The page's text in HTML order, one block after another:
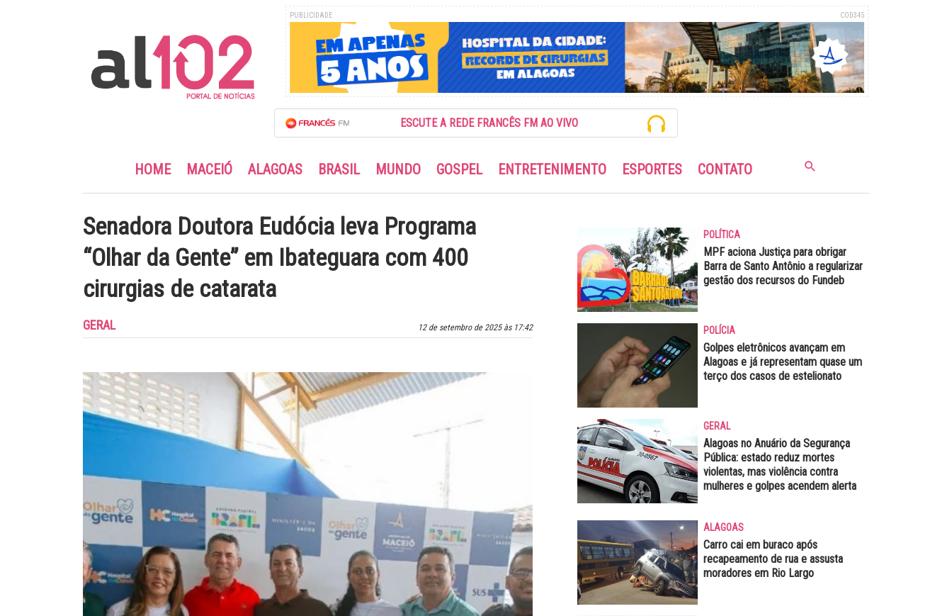
PUBLICIDADE COD345
ESCUTE A REDE FRANCÊS FM AO VIVO
HOME MACEIÓ ALAGOAS BRASIL MUNDO GOSPEL ENTRETENIMENTO ESPORTES CONTATO
Senadora Doutora Eudócia leva Programa
“Olhar da Gente” em Ibateguara com 400
cirurgias de catarata
12 de setembro de 2025 às 17:42
GERAL
POLÍTICA
MPF aciona Justiça para obrigar
Barra de Santo Antônio a regularizar
gestão dos recursos do Fundeb
POLÍCIA
Golpes eletrônicos avançam em
Alagoas e já representam quase um
terço dos casos de estelionato
GERAL
Alagoas no Anuário da Segurança
Pública: estado reduz mortes
violentas, mas violência contra
mulheres e golpes acendem alerta
ALAGOAS
Carro cai em buraco após
recapeamento de rua e assusta
moradores em Rio Largo